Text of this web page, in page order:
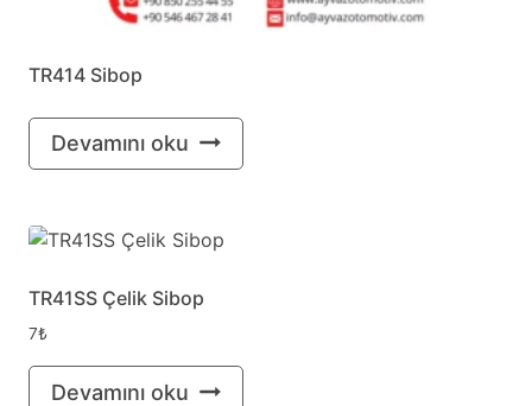
TR414 Sibop
Devamını oku
TR41SS Çelik Sibop
7₺
Devamını oku